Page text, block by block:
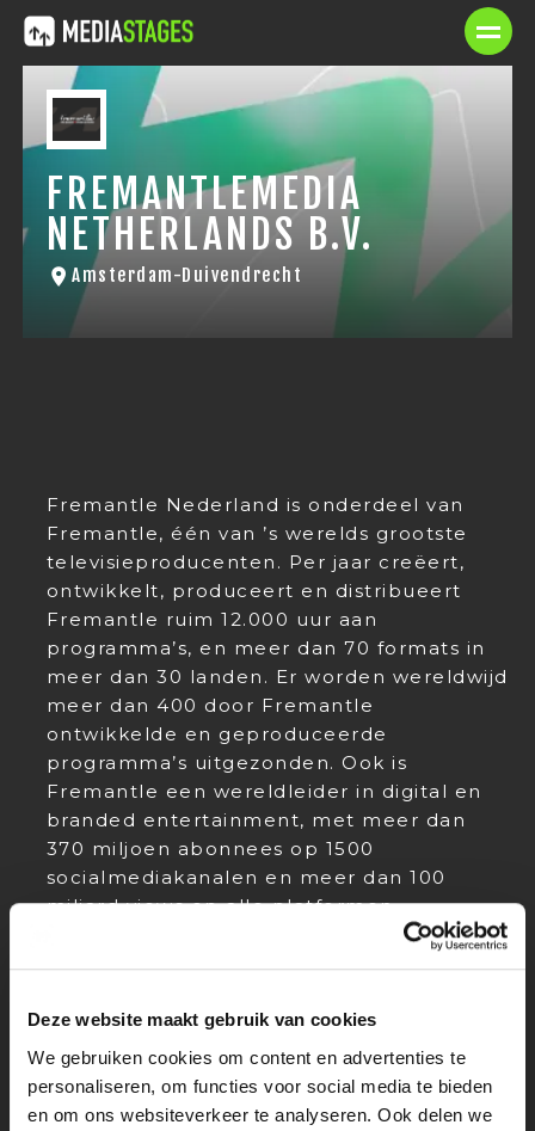
Deze website maakt gebruik van cookies
We gebruiken cookies om content en advertenties te
personaliseren, om functies voor social media te bieden
en om ons websiteverkeer te analyseren. Ook delen we
FREMANTLEMEDIA
NETHERLANDS B.V.
Amsterdam-Duivendrecht
Fremantle Nederland is onderdeel van
Fremantle, één van ’s werelds grootste
televisieproducenten. Per jaar creëert,
ontwikkelt, produceert en distribueert
Fremantle ruim 12.000 uur aan
programma’s, en meer dan 70 formats in
meer dan 30 landen. Er worden wereldwijd
meer dan 400 door Fremantle
ontwikkelde en geproduceerde
programma’s uitgezonden. Ook is
Fremantle een wereldleider in digital en
branded entertainment, met meer dan
370 miljoen abonnees op 1500
socialmediakanalen en meer dan 100
miljard views op alle platformen.
Fremantle Nederland bestaat uit
Please, die zich richten op televisie en
online content, dramaproducent Fiction
Valley en fictie- en realityproducent
Tebbernekkel.